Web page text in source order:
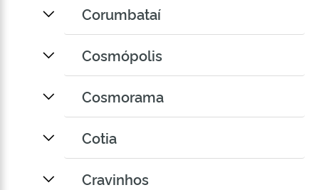
Corumbataí
Cosmópolis
Cosmorama
Cotia
Cravinhos